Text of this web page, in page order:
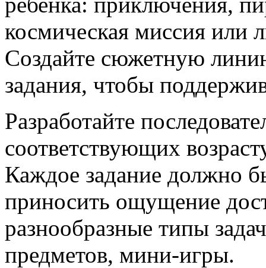
космическая миссия
Создайте сюжетную
задания, чтобы
Разработайте
соответствующих
Каждое задание должно
приносить ощущение
разнообразные типы
предметов, мини-игры.